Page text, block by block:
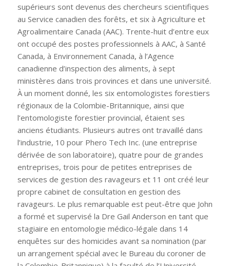
supérieurs sont devenus des chercheurs scientifiques
au Service canadien des forêts, et six à Agriculture et
Agroalimentaire Canada (AAC). Trente-huit d’entre eux
ont occupé des postes professionnels à AAC, à Santé
Canada, à Environnement Canada, à l’Agence
canadienne d’inspection des aliments, à sept
ministères dans trois provinces et dans une université.
À un moment donné, les six entomologistes forestiers
régionaux de la Colombie-Britannique, ainsi que
l’entomologiste forestier provincial, étaient ses
anciens étudiants. Plusieurs autres ont travaillé dans
l’industrie, 10 pour Phero Tech Inc. (une entreprise
dérivée de son laboratoire), quatre pour de grandes
entreprises, trois pour de petites entreprises de
services de gestion des ravageurs et 11 ont créé leur
propre cabinet de consultation en gestion des
ravageurs. Le plus remarquable est peut-être que John
a formé et supervisé la Dre Gail Anderson en tant que
stagiaire en entomologie médico-légale dans 14
enquêtes sur des homicides avant sa nomination (par
un arrangement spécial avec le Bureau du coroner de